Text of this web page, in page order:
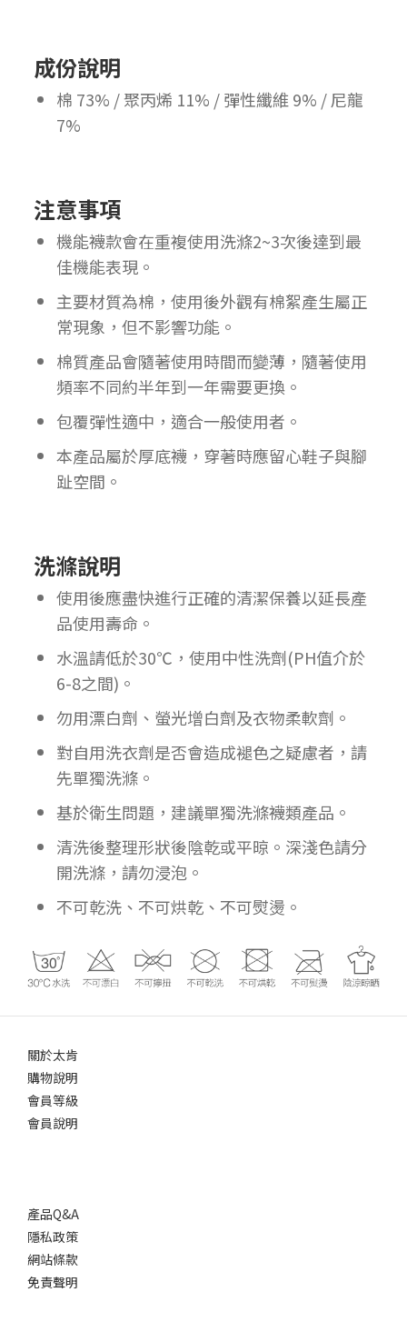
成份說明
棉 73% / 聚丙烯 11% / 彈性纖維 9% / 尼龍
7%
注意事項
機能襪款會在重複使用洗滌2~3次後達到最
佳機能表現。
主要材質為棉，使用後外觀有棉絮產生屬正
常現象，但不影響功能。
棉質產品會隨著使用時間而變薄，隨著使用
頻率不同約半年到一年需要更換。
包覆彈性適中，適合一般使用者。
本產品屬於厚底襪，穿著時應留心鞋子與腳
趾空間。
洗滌說明
使用後應盡快進行正確的清潔保養以延長產
品使用壽命。
水溫請低於30℃，使用中性洗劑(PH值介於
6-8之間)。
勿用漂白劑、螢光增白劑及衣物柔軟劑。
對自用洗衣劑是否會造成褪色之疑慮者，請
先單獨洗滌。
基於衛生問題，建議單獨洗滌襪類產品。
清洗後整理形狀後陰乾或平晾。深淺色請分
開洗滌，請勿浸泡。
不可乾洗、不可烘乾、不可熨燙。
關於太肯
購物說明
會員等級
會員說明
產品Q&A
隱私政策
網站條款
免責聲明